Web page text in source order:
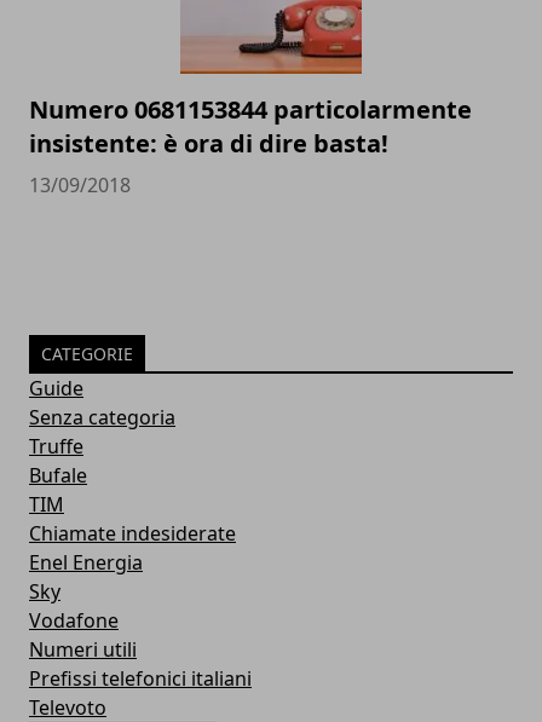
Numero 0681153844 particolarmente
insistente: è ora di dire basta!
13/09/2018
CATEGORIE
Guide
Senza categoria
Truffe
Bufale
TIM
Chiamate indesiderate
Enel Energia
Sky
Vodafone
Numeri utili
Prefissi telefonici italiani
Televoto